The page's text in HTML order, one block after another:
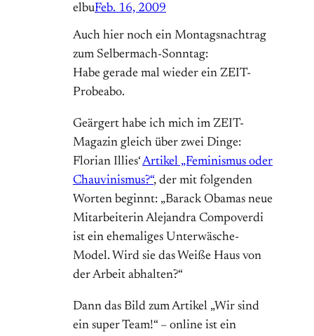
elbuFeb. 16, 2009
Auch hier noch ein Montagsnachtrag
zum Selbermach-Sonntag:
Habe gerade mal wieder ein ZEIT-
Probeabo.
Geärgert habe ich mich im ZEIT-
Magazin gleich über zwei Dinge:
Florian Illies‘Artikel „Feminismus oder
Chauvinismus?“, der mit folgenden
Worten beginnt: „Barack Obamas neue
Mitarbeiterin Alejandra Compoverdi
ist ein ehemaliges Unterwäsche-
Model. Wird sie das Weiße Haus von
der Arbeit abhalten?“
Dann das Bild zum Artikel „Wir sind
ein super Team!“ – online ist ein